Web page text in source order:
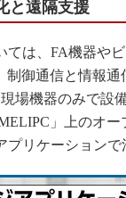
と遠隔支援
は、FA機器や
制御通信と情報
場機器のみで設
」上のオー
リケーションで